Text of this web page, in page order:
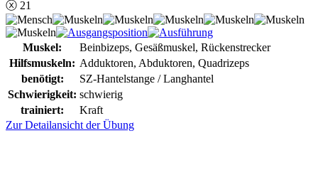
ⓧ 21
Muskel:
Beinbizeps, Gesäßmuskel, Rückenstrecker
Hilfsmuskeln: Adduktoren, Abduktoren, Quadrizeps
benötigt:
SZ-Hantelstange / Langhantel
Schwierigkeit: schwierig
trainiert:
Kraft
Zur Detailansicht der Übung